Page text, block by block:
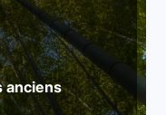
anciens